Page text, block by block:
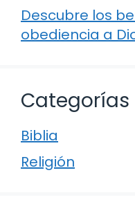
Descubre los
obediencia a
Categorías
Biblia
Religión